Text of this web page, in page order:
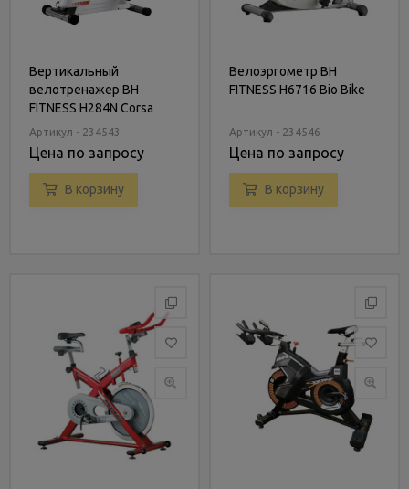
Вертикальный
велотренажер BH
FITNESS H284N Corsa
Артикул - 234543
Цена по запросу
В корзину
Велоэргометр BH
FITNESS H6716 Bio Bike
Артикул - 234546
Цена по запросу
В корзину